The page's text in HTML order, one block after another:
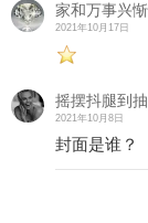
家和万事兴
2021年10月17日
摇摆抖腿到
2021年10月8日
封面是谁？